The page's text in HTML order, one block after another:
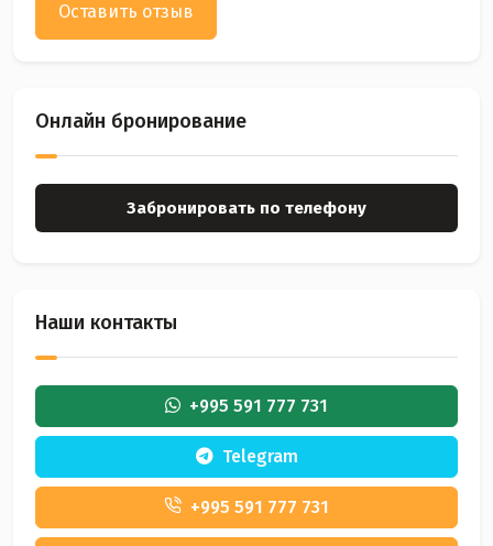
Оставить отзыв
Онлайн бронирование
Забронировать по телефону
Наши контакты
+995 591 777 731
Telegram
+995 591 777 731